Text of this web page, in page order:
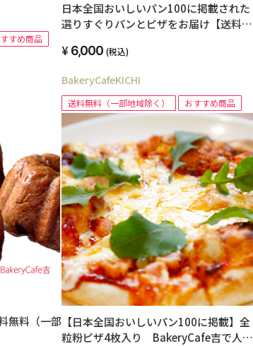
すめ商品
日本全国おいしいパン100に掲載された
選りすぐりパンとピザをお届け【送料無
6,000 (税込)
BakeryCafeKICHI
送料無料（一部地域除く） おすすめ商品
無料（一部 【日本全国おいしいパン100に掲載】全
粒粉ピザ4枚入り BakeryCafe吉で人気